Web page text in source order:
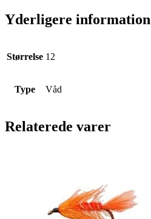
Yderligere information
Størrelse 12
Type Våd
Relaterede varer